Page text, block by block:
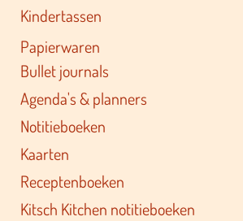
Kindertassen
Papierwaren
Bullet journals
Agenda's & planners
Notitieboeken
Kaarten
Receptenboeken
Kitsch Kitchen notitieboeken